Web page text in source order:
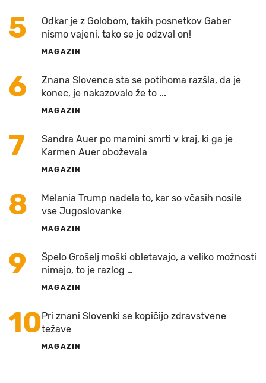
5
Odkar je z Golobom, takih posnetkov Gaber
nismo vajeni, tako se je odzval on!
MAGAZIN
6
Znana Slovenca sta se potihoma razšla, da je
konec, je nakazovalo že to ...
MAGAZIN
7
Sandra Auer po mamini smrti v kraj, ki ga je
Karmen Auer oboževala
MAGAZIN
8
Melania Trump nadela to, kar so včasih nosile
vse Jugoslovanke
MAGAZIN
9
Špelo Grošelj moški obletavajo, a veliko možnosti
nimajo, to je razlog …
MAGAZIN
10Pri znani Slovenki se kopičijo zdravstvene
težave
MAGAZIN